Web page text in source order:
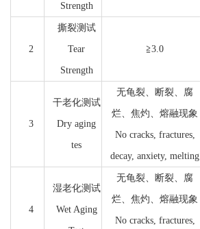
Strength
2
撕裂测试
Tear
Strength
≧3.0
3
干老化测试
Dry aging
tes
无龟裂、断裂、腐
烂、焦灼、熔融现象
No cracks, fractures,
decay, anxiety, melting
4
湿老化测试
Wet Aging
无龟裂、断裂、腐
烂、焦灼、熔融现象
No cracks, fractures,